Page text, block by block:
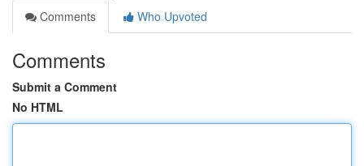
Comments
Who Upvoted
Comments
Submit a Comment
No HTML